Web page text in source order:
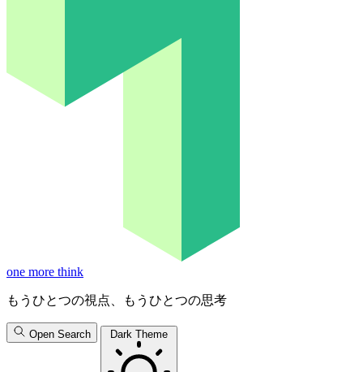
one more think
もうひとつの視点、もうひとつの思考
Open Search Dark Theme